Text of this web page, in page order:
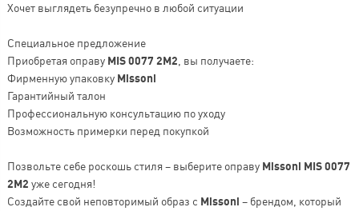
Хочет выглядеть безупречно в любой ситуации
Специальное предложение
Приобретая оправу MIS 0077 2M2, вы получаете:
Фирменную упаковку Missoni
Гарантийный талон
Профессиональную консультацию по уходу
Возможность примерки перед покупкой
Позвольте себе роскошь стиля – выберите оправу Missoni MIS 0077
2M2 уже сегодня!
Создайте свой неповторимый образ с Missoni – брендом, который